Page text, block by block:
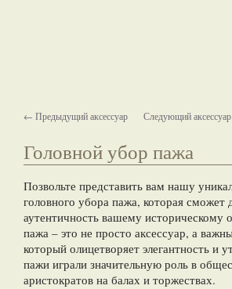
← Предыдущий аксессуар Следующий
Головной убор пажа
Позвольте представить вам нашу
головного убора пажа, которая
аутентичность вашему историческому
пажа – это не просто аксессуар, а
который олицетворяет элегантность и
пажи играли значительную роль в
аристократов на балах и торжествах.